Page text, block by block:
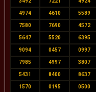
4974 4610 5589
7580 7690 4572
5647 5520 6395
9094 0457 0997
7985 4997 3807
5431 8400 8637
1570 0195 0500